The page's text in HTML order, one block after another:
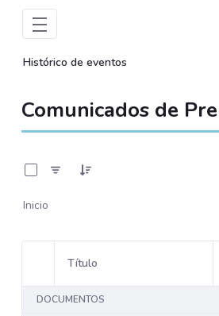
Histórico de eventos
Comunicados de
Inicio
Selección del elemento
Título
DOCUMENTOS